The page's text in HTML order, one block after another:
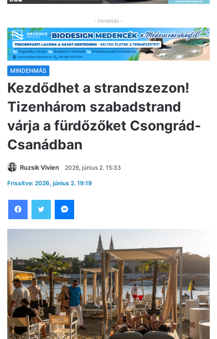
- Hirdetés -
MINDENMÁS
Kezdődhet a strandszezon!
Tizenhárom szabadstrand
várja a fürdőzőket Csongrád-
Csanádban
Ruzsik Vivien 2026, június 2. 15:33
Frissítve: 2026, június 2. 19:19